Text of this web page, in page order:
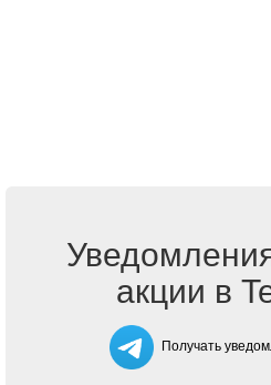
акции в
Получать